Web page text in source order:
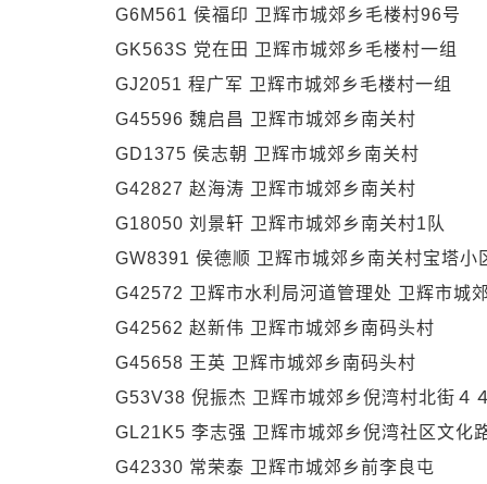
G6M561 侯福印 卫辉市城郊乡毛楼村96号
GK563S 党在田 卫辉市城郊乡毛楼村一组
GJ2051 程广军 卫辉市城郊乡毛楼村一组
G45596 魏启昌 卫辉市城郊乡南关村
GD1375 侯志朝 卫辉市城郊乡南关村
G42827 赵海涛 卫辉市城郊乡南关村
G18050 刘景轩 卫辉市城郊乡南关村1队
GW8391 侯德顺 卫辉市城郊乡南关村宝塔小
G42572 卫辉市水利局河道管理处 卫辉市城郊
G42562 赵新伟 卫辉市城郊乡南码头村
G45658 王英 卫辉市城郊乡南码头村
G53V38 倪振杰 卫辉市城郊乡倪湾村北街４
GL21K5 李志强 卫辉市城郊乡倪湾社区文化
G42330 常荣泰 卫辉市城郊乡前李良屯